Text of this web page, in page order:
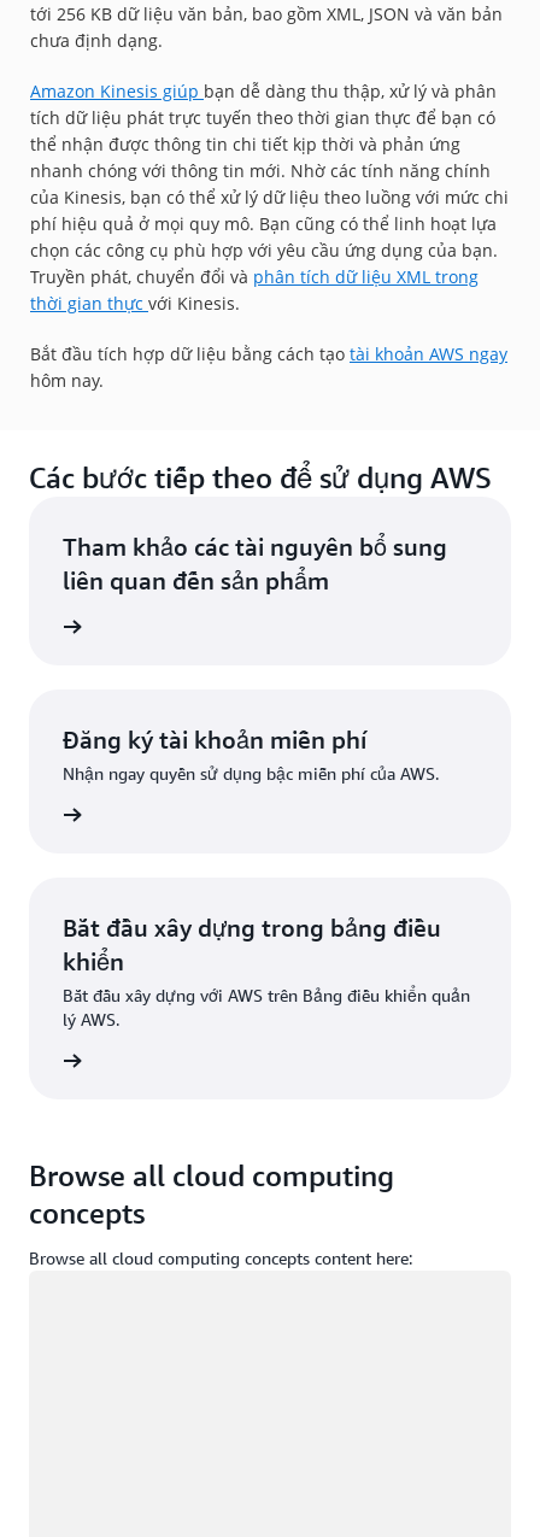
tới 256 KB dữ liệu văn bản, bao gồm XML, JSON và văn bản
chưa định dạng.
Amazon Kinesis giúp bạn dễ dàng thu thập, xử lý và phân
tích dữ liệu phát trực tuyến theo thời gian thực để bạn có
thể nhận được thông tin chi tiết kịp thời và phản ứng
nhanh chóng với thông tin mới. Nhờ các tính năng chính
của Kinesis, bạn có thể xử lý dữ liệu theo luồng với mức chi
phí hiệu quả ở mọi quy mô. Bạn cũng có thể linh hoạt lựa
chọn các công cụ phù hợp với yêu cầu ứng dụng của bạn.
Truyền phát, chuyển đổi và phân tích dữ liệu XML trong
thời gian thực với Kinesis.
Bắt đầu tích hợp dữ liệu bằng cách tạo tài khoản AWS ngay
hôm nay.
Các bước tiếp theo để sử dụng AWS
Tham khảo các tài nguyên bổ sung
liên quan đến sản phẩm
Đăng ký tài khoản miễn phí
Nhận ngay quyền sử dụng bậc miễn phí của AWS.
Bắt đầu xây dựng trong bảng điều
khiển
Bắt đầu xây dựng với AWS trên Bảng điều khiển quản
lý AWS.
Browse all cloud computing
concepts
Browse all cloud computing concepts content here: